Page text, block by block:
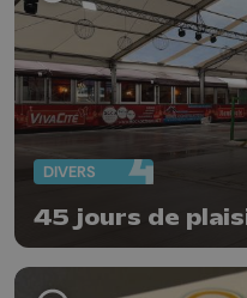
DIVERS
45 jours de